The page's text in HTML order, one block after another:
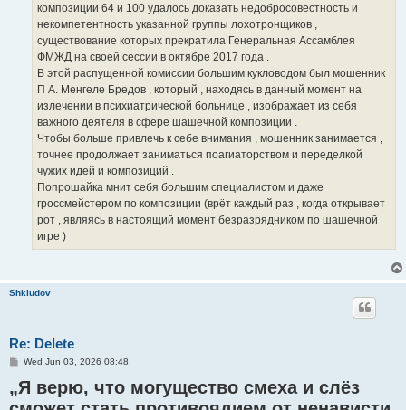
композиции 64 и 100 удалось доказать недобросовестность и
некомпетентность указанной группы лохотронщиков ,
существование которых прекратила Генеральная Ассамблея
ФМЖД на своей сессии в октябре 2017 года .
В этой распущенной комиссии большим кукловодом был мошенник
П А. Менгеле Бредов , который , находясь в данный момент на
излечении в психиатрической больнице , изображает из себя
важного деятеля в сфере шашечной композиции .
Чтобы больше привлечь к себе внимания , мошенник занимается ,
точнее продолжает заниматься поагиаторством и переделкой
чужих идей и композиций .
Попрошайка мнит себя большим специалистом и даже
гроссмейстером по композиции (врёт каждый раз , когда открывает
рот , являясь в настоящий момент безразрядником по шашечной
игре )
Shkludov
Re: Delete
P
s
t
Wed Jun 03, 2026 08:48
„Я верю, что могущество смеха и слёз